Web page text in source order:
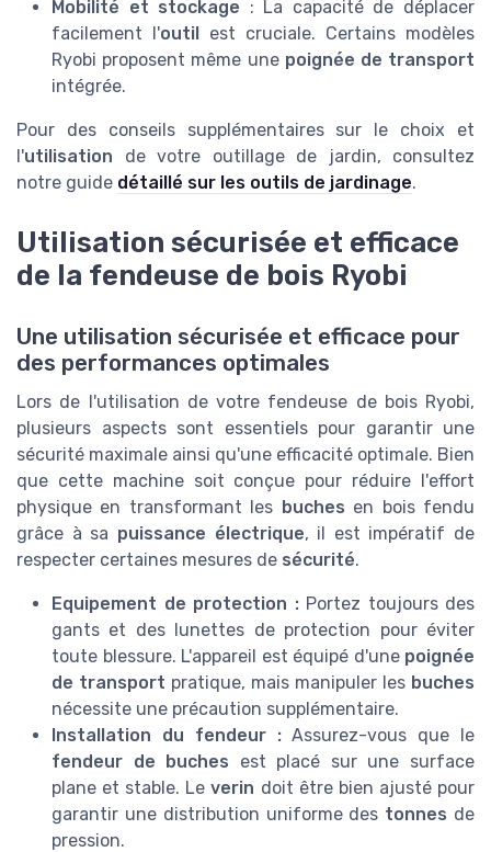
Mobilité et stockage : La capacité de déplacer
facilement l'outil
est cruciale. Certains modèles
Ryobi proposent même une poignée de transport
intégrée.
Pour des conseils supplémentaires sur le choix et
l'utilisation de votre outillage de jardin, consultez
notre guide détaillé sur les outils de jardinage.
Utilisation sécurisée et efficace
de la fendeuse de bois Ryobi
Une utilisation sécurisée et efficace pour
des performances optimales
Lors de l'utilisation de votre fendeuse de bois Ryobi,
plusieurs aspects sont essentiels pour garantir une
sécurité maximale ainsi qu'une efficacité optimale. Bien
que cette machine soit conçue pour réduire l'effort
physique en transformant les buches en bois fendu
grâce à sa puissance électrique, il est impératif de
respecter certaines mesures de sécurité.
Equipement de protection :Portez toujours des
gants et des lunettes de protection pour éviter
toute blessure. L'appareil est équipé d'une poignée
de transport pratique, mais manipuler les buches
nécessite une précaution supplémentaire.
Installation du fendeur :Assurez-vous que le
fendeur de buches est placé sur une surface
plane et stable. Leverin doit être bien ajusté pour
garantir une distribution uniforme des tonnes de
pression.